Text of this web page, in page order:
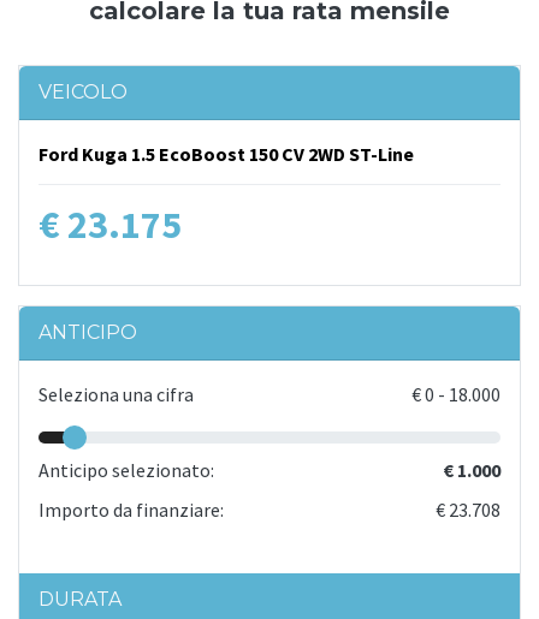
calcolare la tua rata mensile
VEICOLO
Ford Kuga 1.5 EcoBoost 150 CV 2WD ST-Line
€ 23.175
ANTICIPO
Seleziona una cifra €0 - 18.000
Anticipo selezionato:
€ 1.000
Importo da finanziare:
€ 23.708
DURATA